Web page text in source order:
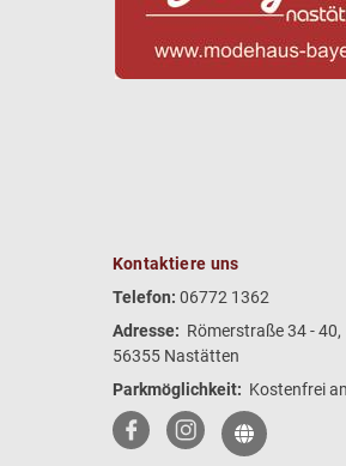
Kontaktiere uns
Telefon: 06772 1362
Adresse: Römerstraße 34 - 40,
56355 Nastätten
Parkmöglichkeit: Kostenfrei